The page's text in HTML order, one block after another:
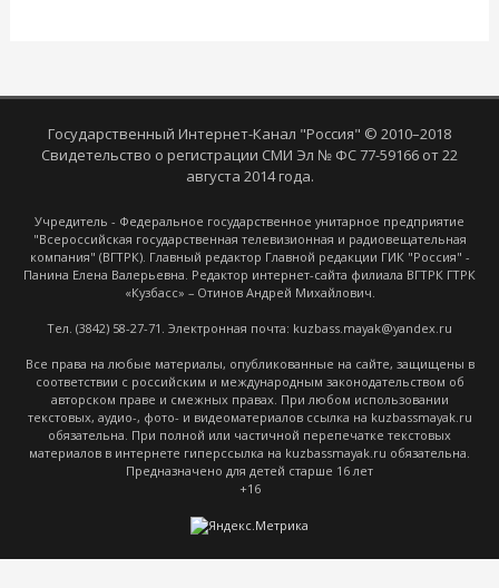
Государственный Интернет-Канал "Россия" © 2010–2018
Свидетельство о регистрации СМИ Эл № ФС 77-59166 от 22
августа 2014 года.
Учредитель - Федеральное государственное унитарное предприятие
"Всероссийская государственная телевизионная и радиовещательная
компания" (ВГТРК). Главный редактор Главной редакции ГИК "Россия" -
Панина Елена Валерьевна. Редактор интернет-сайта филиала ВГТРК ГТРК
«Кузбасс» – Отинов Андрей Михайлович.
Тел. (3842) 58-27-71. Электронная почта: kuzbass.mayak@yandex.ru
Все права на любые материалы, опубликованные на сайте, защищены в
соответствии с российским и международным законодательством об
авторском праве и смежных правах. При любом использовании
текстовых, аудио-, фото- и видеоматериалов ссылка на kuzbassmayak.ru
обязательна. При полной или частичной перепечатке текстовых
материалов в интернете гиперссылка на kuzbassmayak.ru обязательна.
Предназначено для детей старше 16 лет
+16